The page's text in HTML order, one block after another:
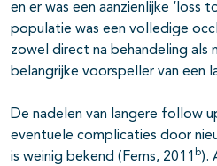
en er was een aanzienlijke ‘loss
populatie was een volledige
zowel direct na behandeling als
belangrijke voorspeller van een
De nadelen van langere follow
eventuele complicaties door
is weinig bekend (Ferns, 2011 b).